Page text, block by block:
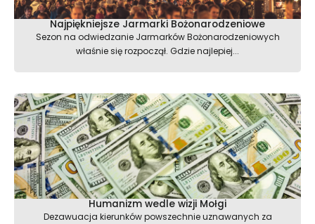
Najpiękniejsze Jarmarki Bożonarodzeniowe
Sezon na odwiedzanie Jarmarków Bożonarodzeniowych
właśnie się rozpoczął. Gdzie najlepiej...
Humanizm wedle wizji Mołgi
Dezawuacja kierunków powszechnie uznawanych za